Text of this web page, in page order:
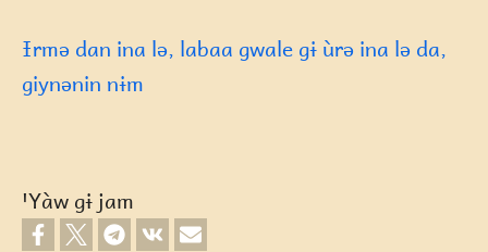
Ɨrmə dan ina lə, labaa gwale gɨ ùrə ina lə da,
giynənin nɨm
ꞌYàw gɨ jam